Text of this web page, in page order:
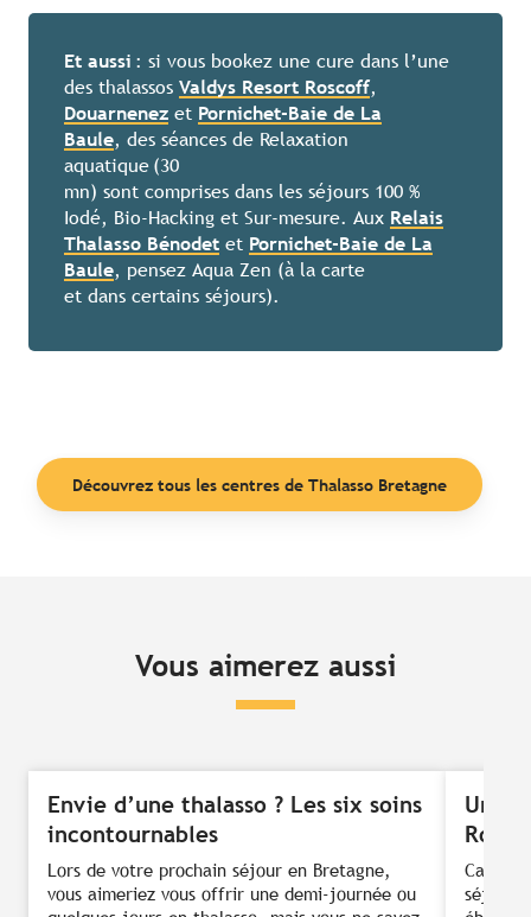
Et aussi : si vous bookez une cure dans l’une
des thalassos Valdys Resort Roscoff,
Douarnenez et Pornichet-Baie de La
Baule, des séances de Relaxation
aquatique (30
mn) sont comprises dans les séjours 100 %
Iodé, Bio-Hacking et Sur-mesure. Aux Relais
Thalasso Bénodet et Pornichet-Baie de La
Baule, pensez Aqua Zen (à la carte
et dans certains séjours).
Découvrez tous les centres de Thalasso Bretagne
Vous aimerez aussi
Envie d’une thalasso ? Les six soins
incontournables
Lors de votre prochain séjour en Bretagne,
vous aimeriez vous offrir une demi-journée ou
Une
Cap
séjour